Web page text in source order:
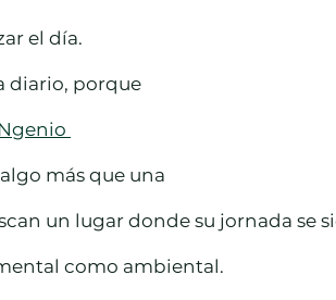
el día.
diario, porque
más que una
un lugar donde su jornada se
como ambiental.